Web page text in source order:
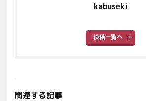
kabuseki
投稿一覧へ
関連する記事